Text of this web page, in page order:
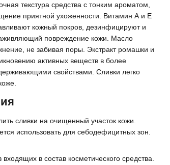
текстура средства с тонким ароматом,
приятной ухоженности. Витамин А и Е
кожный покров, дезинфицируют и
повреждение кожи. Масло
не забивая поры. Экстракт ромашки и
активных веществ в более
свойствами. Сливки легко
сливки на очищенный участок кожи.
использовать для себодефицитных зон.
в состав косметического средства.